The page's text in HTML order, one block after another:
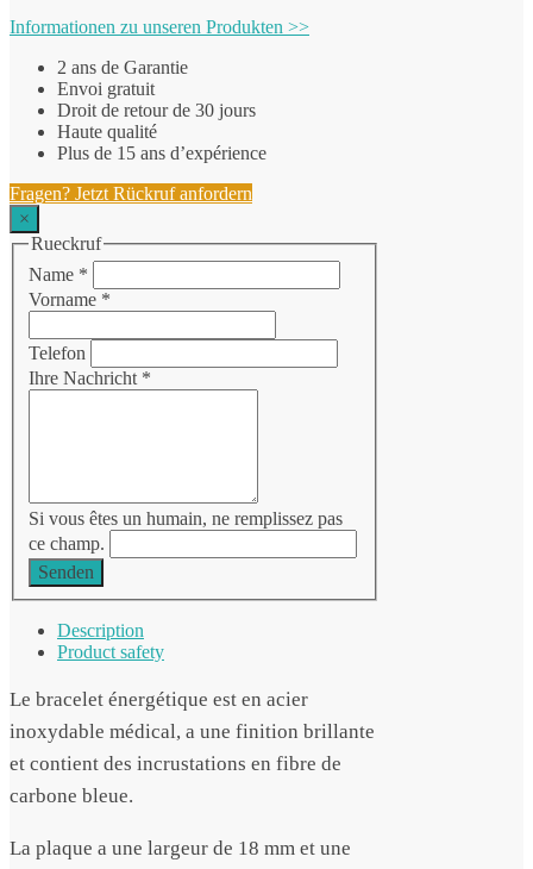
Informationen zu unseren Produkten >>
2 ans de Garantie
Envoi gratuit
Droit de retour de 30 jours
Haute qualité
Plus de 15 ans d’expérience
Fragen? Jetzt Rückruf anfordern
×
Rueckruf
Name *
Vorname *
Telefon
Ihre Nachricht *
Si vous êtes un humain, ne remplissez pas
ce champ.
Senden
Description
Product safety
Le bracelet énergétique est en acier
inoxydable médical, a une finition brillante
et contient des incrustations en fibre de
carbone bleue.
La plaque a une largeur de 18 mm et une